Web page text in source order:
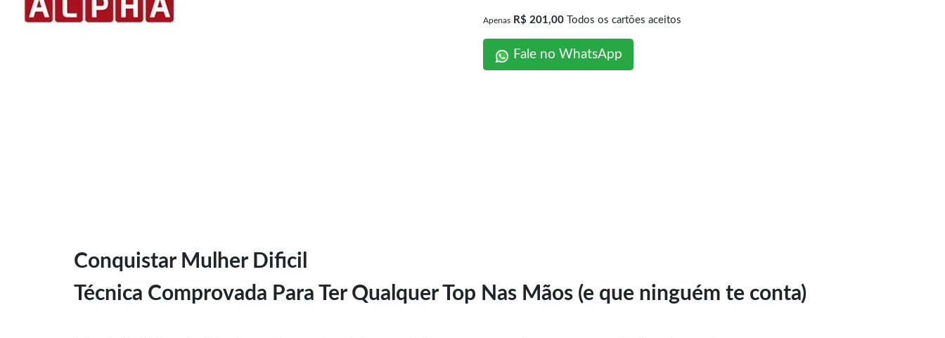
Apenas R$ 201,00 Todos os cartões aceitos
Fale no WhatsApp
Conquistar Mulher Dificil
Técnica Comprovada Para Ter Qualquer Top Nas Mãos (e que ninguém te conta)